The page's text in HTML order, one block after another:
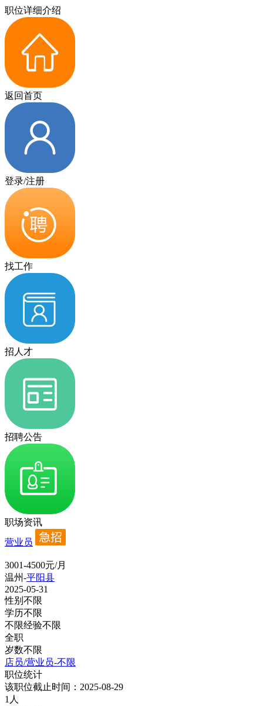
职位详细介绍
返回首页
登录/注册
找工作
招人才
招聘公告
职场资讯
营业员
3001-4500元/月
温州-平阳县
2025-05-31
性别不限
学历不限
不限经验不限
全职
岁数不限
店员/营业员-不限
职位统计
该职位截止时间：2025-08-29
1人